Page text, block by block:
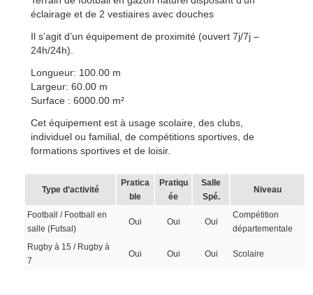
éclairage et de 2 vestiaires avec douches
Il s’agit d’un équipement de proximité (ouvert 7j/7j –
24h/24h).
Longueur: 100.00 m
Largeur: 60.00 m
Surface : 6000.00 m²
Cet équipement est à usage scolaire, des clubs,
individuel ou familial, de compétitions sportives, de
formations sportives et de loisir.
Type d’activité
Pratica
ble
Pratiqu
ée
Salle
Spé.
Niveau
Football / Football en
salle (Futsal)
Oui Oui Oui
Compétition
départementale
Rugby à 15 / Rugby à
7
Oui Oui Oui Scolaire